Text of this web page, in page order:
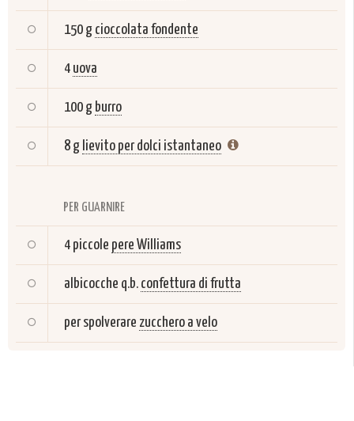
150 g cioccolata fondente
4 uova
100 g burro
8 g lievito per dolci istantaneo
PER GUARNIRE
4 piccole pere Williams
albicocche q.b. confettura di frutta
per spolverare zucchero a velo